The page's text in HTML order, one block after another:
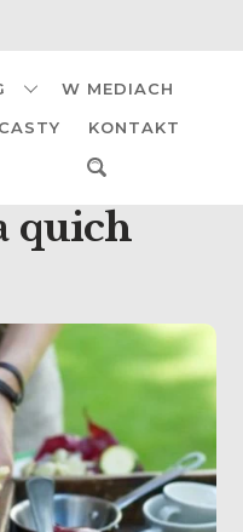
W MEDIACH
KONTAKT
quich